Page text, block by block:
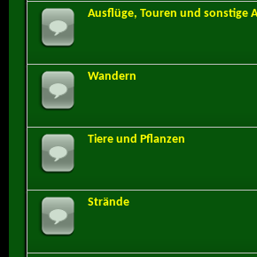
Ausflüge, Touren und sonstige
Wandern
Tiere und Pflanzen
Strände